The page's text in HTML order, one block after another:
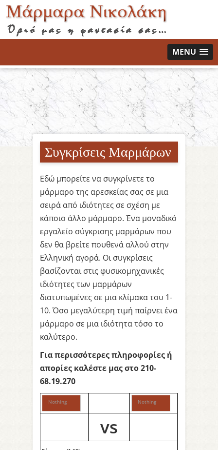
MENU
Συγκρίσεις Μαρμάρων
Εδώ μπορείτε να συγκρίνετε το
μάρμαρο της αρεσκείας σας σε μια
σειρά από ιδιότητες σε σχέση με
κάποιο άλλο μάρμαρο. Ένα μοναδικό
εργαλείο σύγκρισης μαρμάρων που
δεν θα βρείτε πουθενά αλλού στην
Ελληνική αγορά. Οι συγκρίσεις
βασίζονται στις φυσικομηχανικές
ιδιότητες των μαρμάρων
διατυπωμένες σε μια κλίμακα του 1-
10. Όσο μεγαλύτερη τιμή παίρνει ένα
μάρμαρο σε μια ιδιότητα τόσο το
καλύτερο.
Για περισσότερες πληροφορίες ή
απορίες καλέστε μας στο 210-
68.19.270
Nothing selected Nothing selected
vs